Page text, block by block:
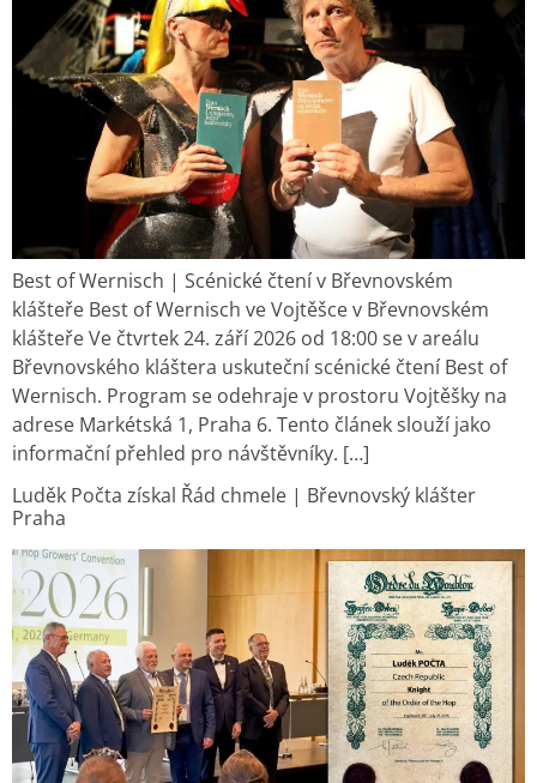
Best of Wernisch | Scénické čtení v Břevnovském
klášteře Best of Wernisch ve Vojtěšce v Břevnovském
klášteře Ve čtvrtek 24. září 2026 od 18:00 se v areálu
Břevnovského kláštera uskuteční scénické čtení Best of
Wernisch. Program se odehraje v prostoru Vojtěšky na
adrese Markétská 1, Praha 6. Tento článek slouží jako
informační přehled pro návštěvníky. […]
Luděk Počta získal Řád chmele | Břevnovský klášter
Praha